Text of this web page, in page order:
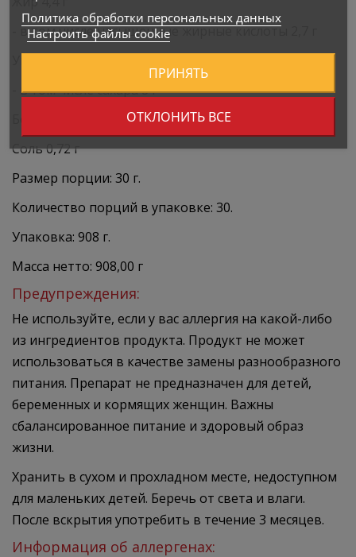
- в том числе насыщенные жирные кислоты 2,7 г
- в том числе сахара 8 г
Соль 0,72 г
Размер порции: 30 г.
Количество порций в упаковке: 30.
Упаковка: 908 г.
Масса нетто: 908,00 г
Предупреждения:
Не используйте, если у вас аллергия на какой-либо
из ингредиентов продукта. Продукт не может
использоваться в качестве замены разнообразного
питания. Препарат не предназначен для детей,
беременных и кормящих женщин. Важны
сбалансированное питание и здоровый образ
жизни.
Хранить в сухом и прохладном месте, недоступном
для маленьких детей. Беречь от света и влаги.
После вскрытия употребить в течение 3 месяцев.
Информация об аллергенах:
Политика обработки персональных данных
Настроить файлы cookie
ОТКЛОНИТЬ ВСЕ
ПРИНЯТЬ